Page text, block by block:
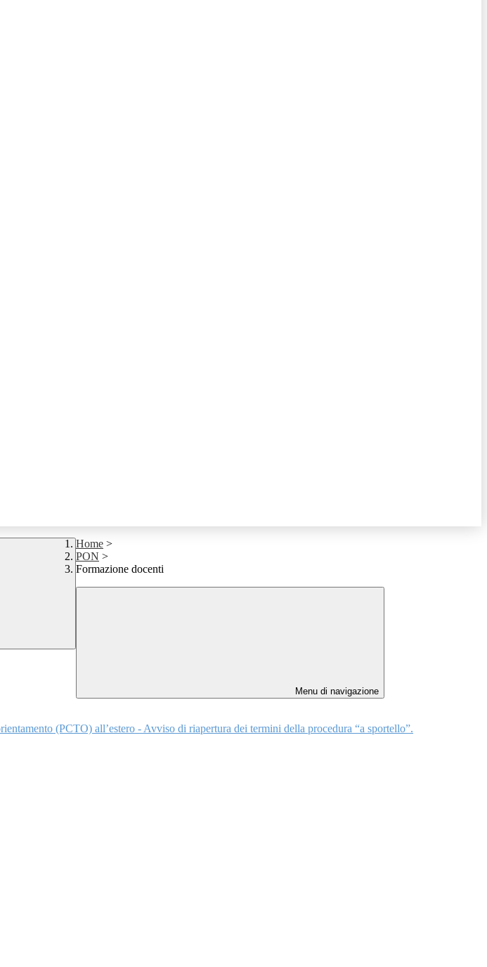
Home >
PON >
Formazione docenti
Menu di navigazione
(PCTO) all’estero - Avviso di riapertura dei termini della procedura “a sportello”.